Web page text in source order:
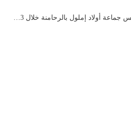
أولاد إملول بالرحامنة خلال 3…